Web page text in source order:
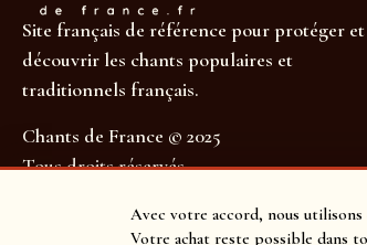
Avec votre accord, nous utilisons
Votre achat reste possible dans
Site français de référence pour protéger et
découvrir les chants populaires et
traditionnels français.
Chants de France © 2025
Tous droits réservés
SUIVEZ-NOUS POUR NE RIEN MANQUER !